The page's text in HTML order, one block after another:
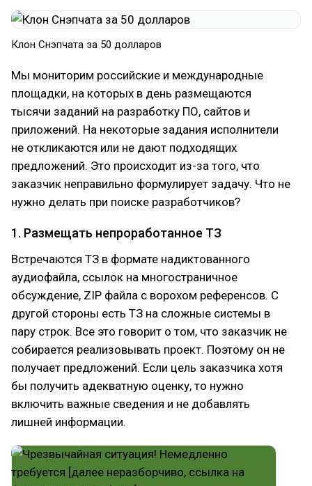
Клон Снэпчата за 50 долларов
Мы мониторим российские и международные
площадки, на которых в день размещаются
тысячи заданий на разработку ПО, сайтов и
приложений. На некоторые задания исполнители
не откликаются или не дают подходящих
предложений. Это происходит из-за того, что
заказчик неправильно формулирует задачу. Что не
нужно делать при поиске разработчиков?
1. Размещать непроработанное ТЗ
Встречаются ТЗ в формате надиктованного
аудиофайла, ссылок на многостраничное
обсуждение, ZIP файла с ворохом референсов. С
другой стороны есть ТЗ на сложные системы в
пару строк. Все это говорит о том, что заказчик не
собирается реализовывать проект. Поэтому он не
получает предложений. Если цель заказчика хотя
бы получить адекватную оценку, то нужно
включить важные сведения и не добавлять
лишней информации.